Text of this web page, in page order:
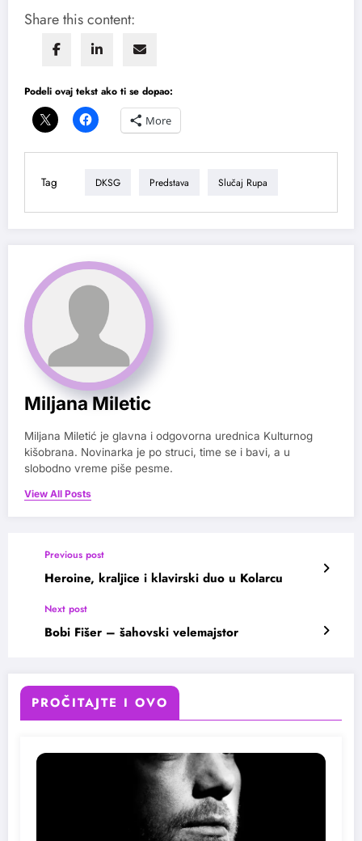
Share this content:
Podeli ovaj tekst ako ti se dopao:
More
Tag DKSG Predstava Slučaj Rupa
Miljana Miletic
Miljana Miletić je glavna i odgovorna urednica Kulturnog
kišobrana. Novinarka je po struci, time se i bavi, a u
slobodno vreme piše pesme.
View All Posts
Previous post
Heroine, kraljice i klavirski duo u Kolarcu
Next post
Bobi Fišer – šahovski velemajstor
PROČITAJTE I OVO